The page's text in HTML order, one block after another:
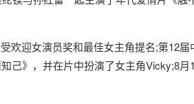
女演员奖和最佳女主角提名;第12届
己》，并在片中扮演了女主角Vicky;8